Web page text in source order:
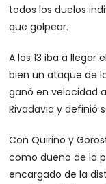
todos los duelos
que golpear.
A los 13 iba a llegar
bien un ataque de
ganó en velocidad
Rivadavia y definió
Con Quirino y
como dueño de la
encargado de la